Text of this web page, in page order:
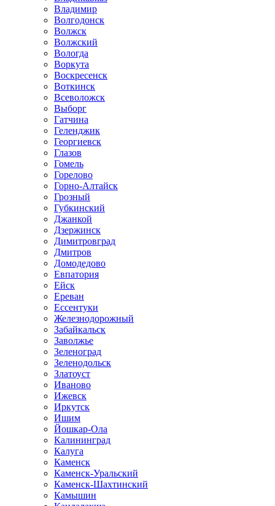
Владимир
Волгодонск
Волжск
Волжский
Вологда
Воркута
Воскресенск
Воткинск
Всеволожск
Выборг
Гатчина
Геленджик
Георгиевск
Глазов
Гомель
Горелово
Горно-Алтайск
Грозный
Губкинский
Джанкой
Дзержинск
Димитровград
Дмитров
Домодедово
Евпатория
Ейск
Ереван
Ессентуки
Железнодорожный
Забайкальск
Заволжье
Зеленоград
Зеленодольск
Златоуст
Иваново
Ижевск
Иркутск
Ишим
Йошкар-Ола
Калининград
Калуга
Каменск
Каменск-Уральский
Каменск-Шахтинский
Камышин